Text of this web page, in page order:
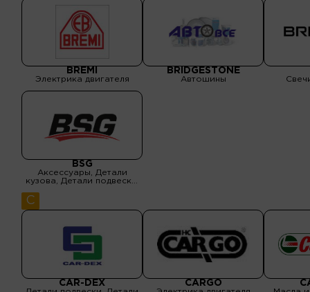
и спецжидкости, Оптика,
Подшипники, ролики ГРМ,
Прокладки двигателя,
Радиаторы, Ремни
Свечи зажигания, Сцепл
BREMI
Электрика двигателя
BRIDGESTONE
Автошины
BSG
Аксессуары, Детали
кузова, Детали подвески,
Подшипники, ролики ГРМ,
Ремни приводные, ремни
Сцепления, Фильтры,
ШРУСы, привода
C
CAR-DEX CARGO